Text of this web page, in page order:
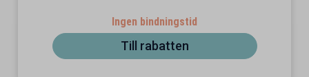
Ingen bindningstid
Till rabatten